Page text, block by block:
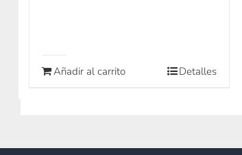
Añadir al carrito Detalles